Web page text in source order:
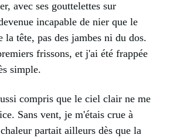
avec ses gouttelettes sur
incapable de nier que le
la tête, pas des jambes ni du dos.
frissons, et j'ai été frappée
simple.
compris que le ciel clair ne me
Sans vent, je m'étais crue à
partait ailleurs dès que la